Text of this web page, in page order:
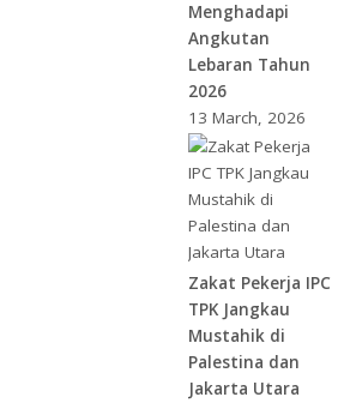
Menghadapi
Angkutan
Lebaran Tahun
2026
13 March, 2026
Zakat Pekerja IPC
TPK Jangkau
Mustahik di
Palestina dan
Jakarta Utara